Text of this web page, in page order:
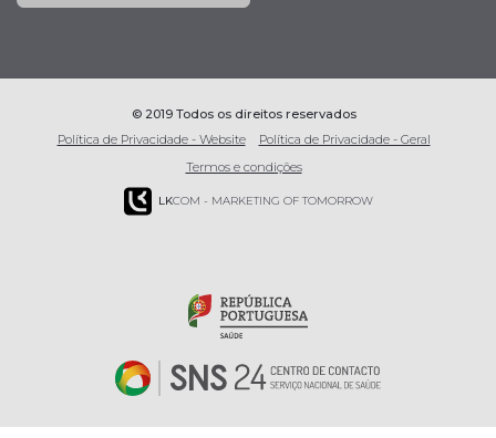
© 2019 Todos os direitos reservados
Política de Privacidade - Website
Política de Privacidade - Geral
Termos e condições
LKCOM - MARKETING OF TOMORROW